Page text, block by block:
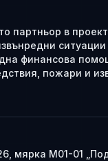
партньор в
финансова
пожари и
мярка М01-01